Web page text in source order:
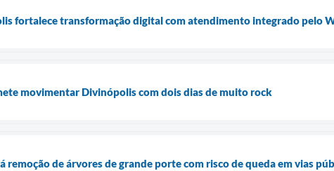
fortalece transformação digital com atendimento integrado pelo
movimentar Divinópolis com dois dias de muito rock
remoção de árvores de grande porte com risco de queda em vias